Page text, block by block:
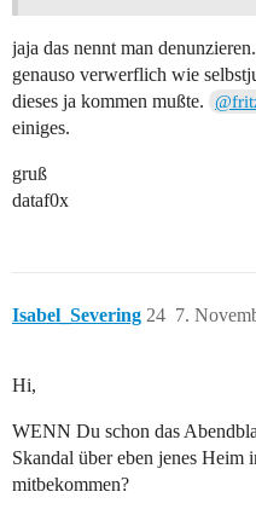
jaja das nennt man
genauso verwerflich wie
dieses ja kommen mußte.
einiges.
gruß
dataf0x
Isabel_Severing 7.
24
Hi,
WENN Du schon das
Skandal über eben jenes Heim
mitbekommen?